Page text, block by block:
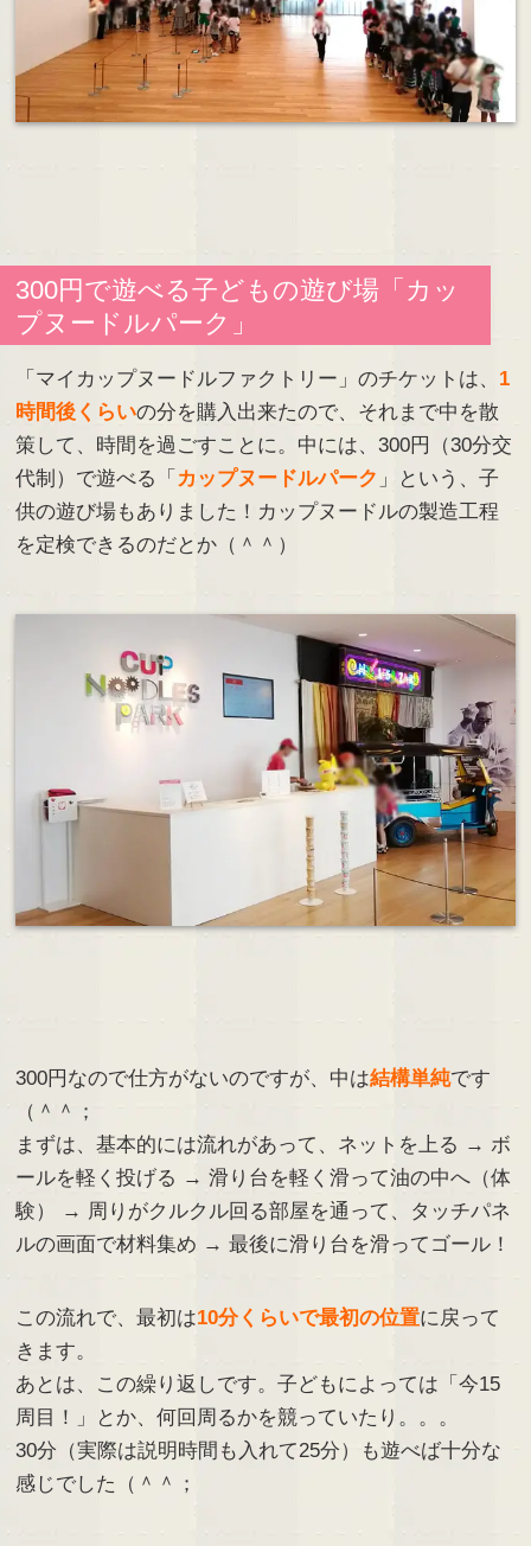
300円で遊べる子どもの遊び場「カッ
プヌードルパーク」
「マイカップヌードルファクトリー」のチケットは、 1
時間後くらいの分を購入出来たので、それまで中を散
策して、時間を過ごすことに。中には、300円（30分交
代制）で遊べる「 カップヌードルパーク 」という、子
供の遊び場もありました！カップヌードルの製造工程
を定検できるのだとか（＾＾）
300円なので仕方がないのですが、中は結構単純です
（＾＾；
まずは、基本的には流れがあって、ネットを上る → ボ
ールを軽く投げる → 滑り台を軽く滑って油の中へ（体
験） → 周りがクルクル回る部屋を通って、タッチパネ
ルの画面で材料集め → 最後に滑り台を滑ってゴール！
この流れで、最初は10分くらいで最初の位置に戻って
きます。
あとは、この繰り返しです。子どもによっては「今15
周目！」とか、何回周るかを競っていたり。。。
30分（実際は説明時間も入れて25分）も遊べば十分な
感じでした（＾＾；